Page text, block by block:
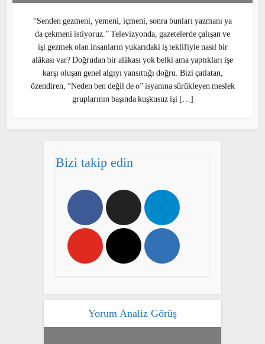
“Senden gezmeni, yemeni, içmeni, sonra bunları
yazmanı ya da çekmeni istiyoruz.” Televizyonda,
gazetelerde çalışan ve işi gezmek olan
insanların yukarıdaki iş teklifiyle nasıl bir
alâkası var? Doğrudan bir alâkası yok belki ama
yaptıkları işe karşı oluşan genel algıyı yansıttığı
doğru. Bizi çatlatan, özendiren, “Neden ben değil
Bizi takip edin